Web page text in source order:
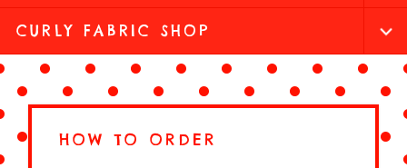
CURLY FABRIC SHOP
HOW TO ORDER